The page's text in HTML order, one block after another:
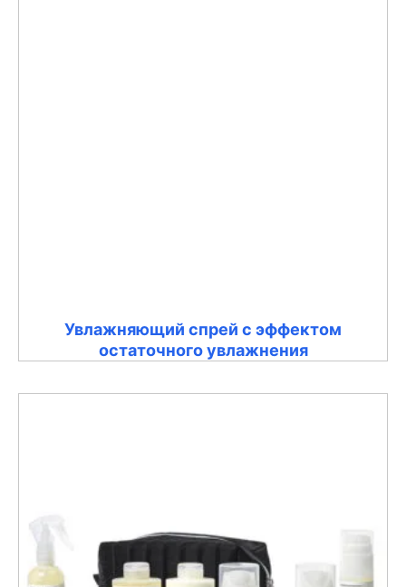
Увлажняющий спрей с эффектом
остаточного увлажнения